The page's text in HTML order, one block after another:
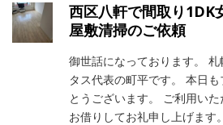
西区八軒で間取り1DK
屋敷清掃のご依頼
御世話になっております。
タス代表の町平です。 本日
とうございます。 ご利用い
お借りしてお礼申し上げます